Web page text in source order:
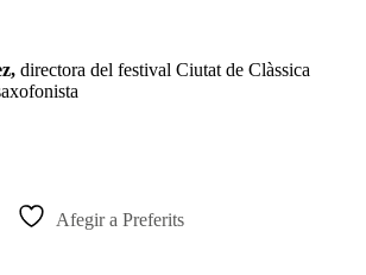
directora del festival Ciutat de Clàssica
Afegir a Preferits